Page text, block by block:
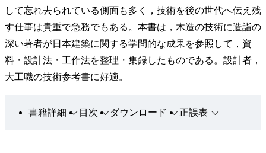
して忘れ去られている側面も多く，技術を後の世代へ伝え残
す仕事は貴重で急務でもある。本書は，木造の技術に造詣の
深い著者が日本建築に関する学問的な成果を参照して，資
料・設計法・工作法を整理・集録したものである。設計者，
大工職の技術参考書に好適。
書籍詳細 目次 ダウンロード 正誤表